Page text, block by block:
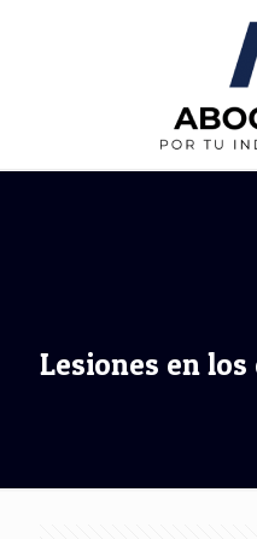
Lesiones en